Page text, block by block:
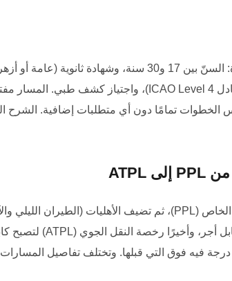
السنّ بين 17 و30 سنة، وشهادة ثانوية (عامة أو
ICAO Level 4 )، واجتياز كشف طبي. المسار
تمامًا دون أي متطلبات إضافية. الشرح
من PPL إلى ATPL
الخاص (PPL)، ثم تضيف الأهليات (الطيران الليلي
أجر، وأخيرًا رخصة النقل الجوي (ATPL) لتصبح
فيه فوق التي قبلها. وتختلف تفاصيل